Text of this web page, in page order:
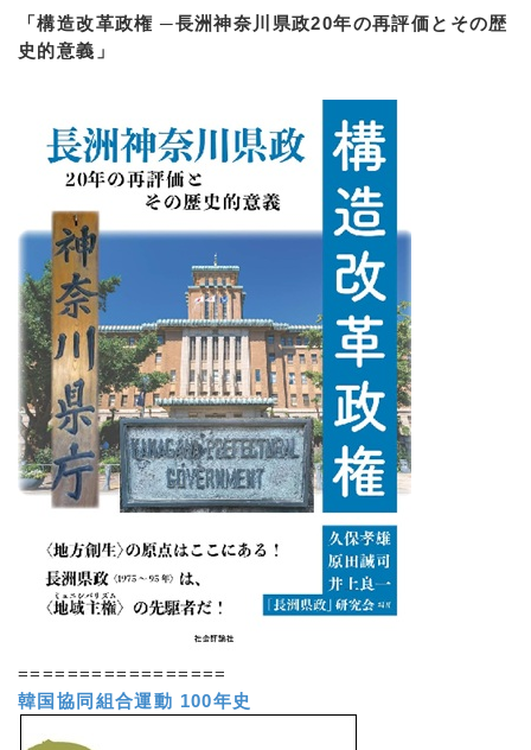
「構造改革政権 ─長洲神奈川県政20年の再評価とその歴
史的意義」
=================
韓国協同組合運動 100年史